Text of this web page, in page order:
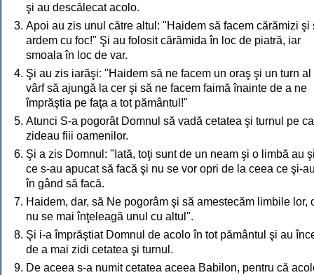
şi au descălecat acolo.
Apoi au zis unul către altul: "Haidem să facem cărămizi şi
ardem cu foc!" Şi au folosit cărămida în loc de piatră, iar
smoala în loc de var.
Şi au zis iarăşi: "Haidem să ne facem un oraş şi un turn al
vârf să ajungă la cer şi să ne facem faimă înainte de a ne
împrăştia pe faţa a tot pământul!"
Atunci S-a pogorât Domnul să vadă cetatea şi turnul pe
zideau fiii oamenilor.
Şi a zis Domnul: "Iată, toţi sunt de un neam şi o limbă au
ce s-au apucat să facă şi nu se vor opri de la ceea ce şi-
în gând să facă.
Haidem, dar, să Ne pogorâm şi să amestecăm limbile lor,
nu se mai înţeleagă unul cu altul".
Şi i-a împrăştiat Domnul de acolo în tot pământul şi au
de a mai zidi cetatea şi turnul.
De aceea s-a numit cetatea aceea Babilon, pentru că